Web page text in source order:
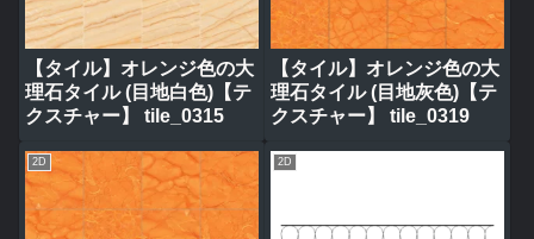
【タイル】オレンジ色の大
理石タイル (目地白色)【テ
クスチャー】 tile_0315
【タイル】オレンジ色の大
理石タイル (目地灰色)【テ
クスチャー】 tile_0319
2D 2D